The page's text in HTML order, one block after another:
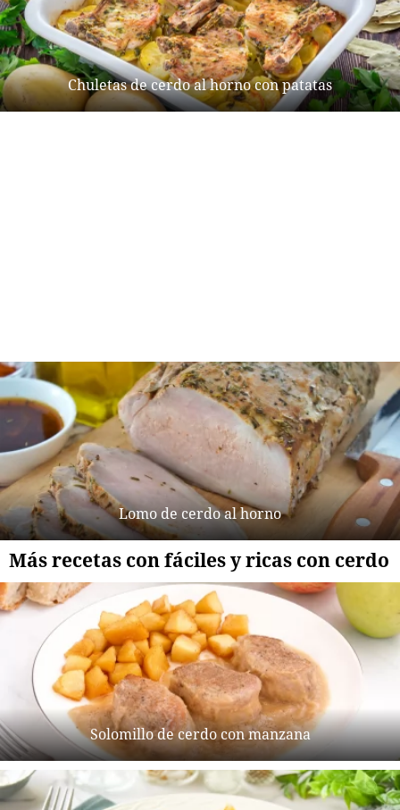
Chuletas de cerdo al horno con patatas
Lomo de cerdo al horno
Más recetas con fáciles y ricas con cerdo
Solomillo de cerdo con manzana